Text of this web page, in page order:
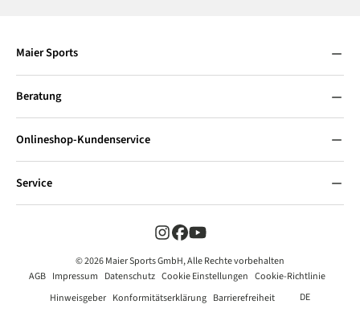
Maier Sports
Beratung
Onlineshop-Kundenservice
Service
© 2026 Maier Sports GmbH, Alle Rechte vorbehalten
AGB Impressum Datenschutz Cookie Einstellungen Cookie-Richtlinie
Hinweisgeber Konformitätserklärung Barrierefreiheit DE